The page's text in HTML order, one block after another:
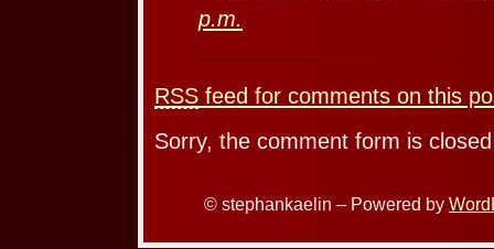
p.m.
RSS feed for comments on this
Sorry, the comment form is
© stephankaelin – Powered by